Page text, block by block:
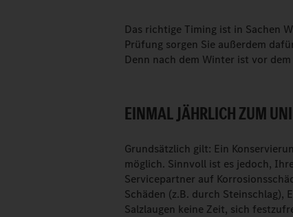
Das richtige Timing ist in Sachen
Prüfung sorgen Sie außerdem
Denn nach dem Winter ist vor
EINMAL JÄHRLICH ZUM
Grundsätzlich gilt: Ein
möglich. Sinnvoll ist es jedoch,
Servicepartner auf
Schäden (z.B. durch Steinschlag),
Salzlaugen keine Zeit, sich